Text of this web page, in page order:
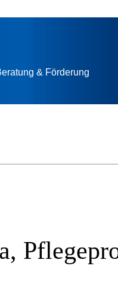
& Förderung